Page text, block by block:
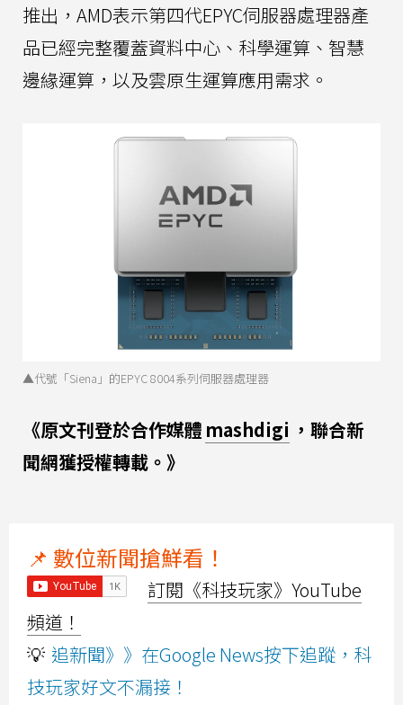
推出，AMD表示第四代EPYC伺服器處理器產
品已經完整覆蓋資料中心、科學運算、智慧
邊緣運算，以及雲原生運算應用需求。
▲代號「Siena」的EPYC 8004系列伺服器處理器
《原文刊登於合作媒體 mashdigi ，聯合新
聞網獲授權轉載。》
📌 數位新聞搶鮮看！
訂閱《科技玩家》YouTube
頻道！
💡 追新聞》》在Google News按下追蹤，科
技玩家好文不漏接！